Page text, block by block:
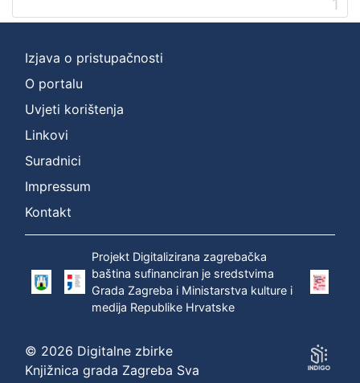
1
Izjava o pristupačnosti
O portalu
Uvjeti korištenja
Linkovi
Suradnici
Impressum
Kontakt
Projekt Digitalizirana zagrebačka
baština sufinanciran je sredstvima
Grada Zagreba i Ministarstva kulture i
medija Republike Hrvatske
© 2026 Digitalne zbirke
Knjižnica grada Zagreba Sva